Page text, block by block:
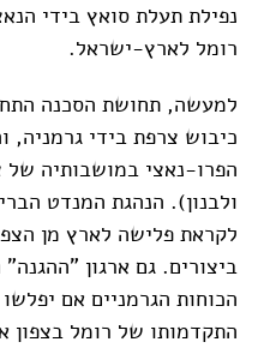
נפילת תעלת סואץ בידי
רומל לארץ-ישראל.
כיבוש צרפת בידי
הפרו-נאצי במושבותיה של
ולבנון). הנהגת המנדט
לקראת פלישה לארץ מן
ביצורים. גם ארגון
התקדמותו של רומל בצפון